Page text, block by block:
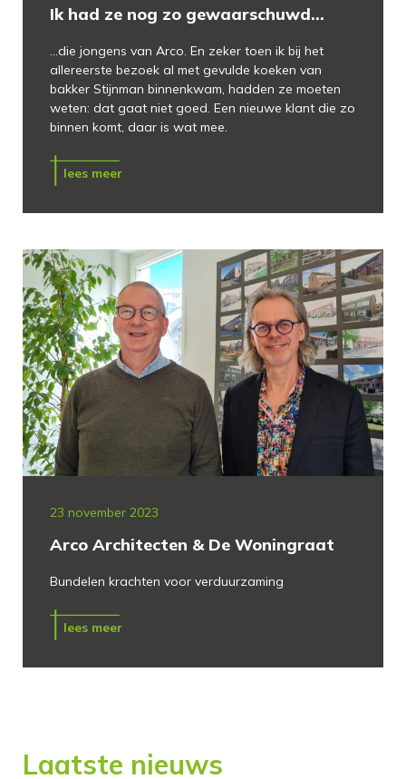
Ik had ze nog zo gewaarschuwd…
...die jongens van Arco. En zeker toen ik bij het
allereerste bezoek al met gevulde koeken van
bakker Stijnman binnenkwam, hadden ze moeten
weten: dat gaat niet goed. Een nieuwe klant die zo
binnen komt, daar is wat mee.
lees meer
23 november 2023
Arco Architecten & De Woningraat
Bundelen krachten voor verduurzaming
lees meer
Laatste nieuws